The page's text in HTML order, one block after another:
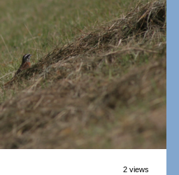
2 views